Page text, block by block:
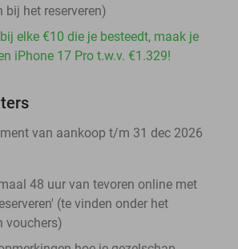
bij het reserveren)
elke €10 die je besteedt, maak je
iPhone 17 Pro t.w.v. €1.329!
van aankoop t/m 31 dec 2026
48 uur van tevoren online met
(te vinden onder het
vouchers)